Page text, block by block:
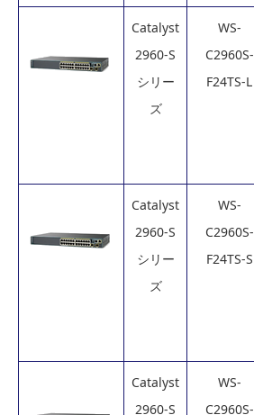
Catalyst
2960-S
シリー
ズ
WS-
C2960S-
F24TS-L
Catalyst
2960-S
シリー
ズ
WS-
C2960S-
F24TS-S
Catalyst
2960-S
WS-
C2960S-